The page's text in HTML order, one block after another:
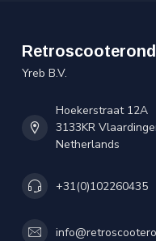
Yreb B.V.
Hoekerstraat 12A
3133KR
Netherlands
+31(0)102260435